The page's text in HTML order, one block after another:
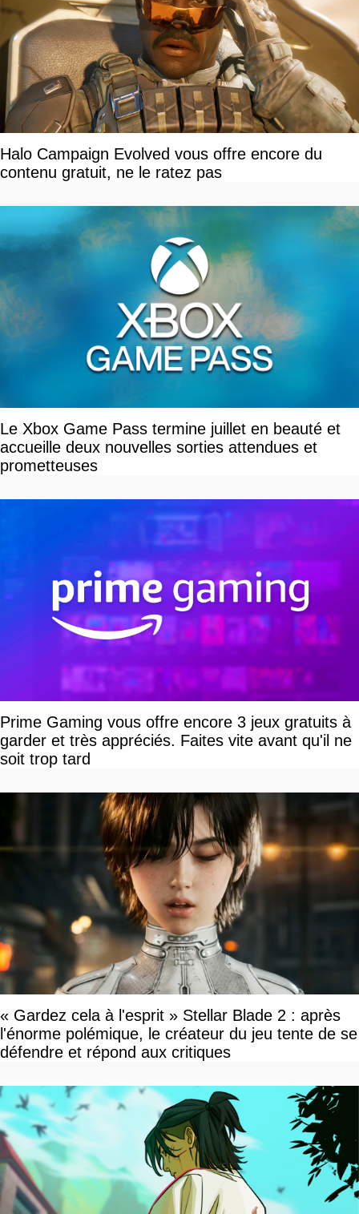
Halo Campaign Evolved vous offre encore du
contenu gratuit, ne le ratez pas
Le Xbox Game Pass termine juillet en beauté et
accueille deux nouvelles sorties attendues et
prometteuses
Prime Gaming vous offre encore 3 jeux gratuits à
garder et très appréciés. Faites vite avant qu'il ne
soit trop tard
« Gardez cela à l'esprit » Stellar Blade 2 : après
l'énorme polémique, le créateur du jeu tente de se
défendre et répond aux critiques